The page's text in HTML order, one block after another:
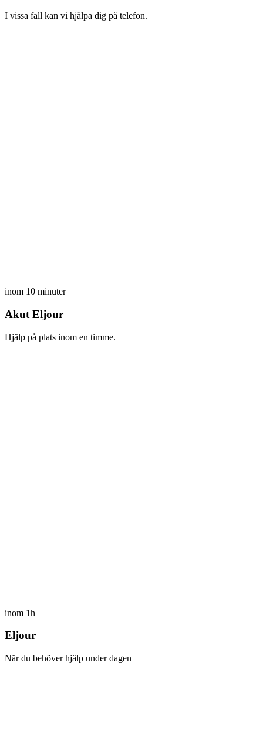
I vissa fall kan vi hjälpa dig på telefon.
inom 10 minuter
Akut Eljour
Hjälp på plats inom en timme.
inom 1h
Eljour
När du behöver hjälp under dagen